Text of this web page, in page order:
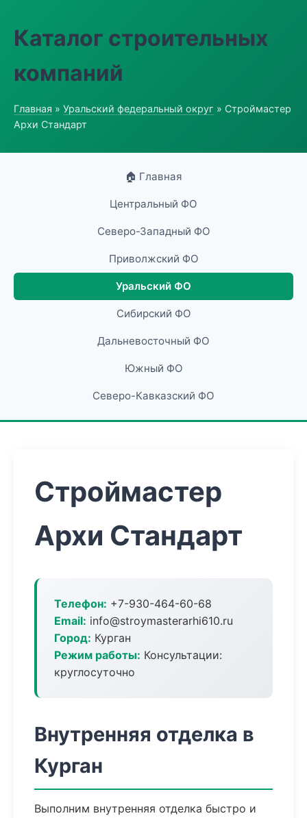
Каталог строительных
компаний
Главная » Уральский федеральный округ » Строймастер
Архи Стандарт
🏠 Главная
Центральный ФО
Северо-Западный ФО
Приволжский ФО
Уральский ФО
Сибирский ФО
Дальневосточный ФО
Южный ФО
Северо-Кавказский ФО
Строймастер
Архи Стандарт
Телефон: +7-930-464-60-68
Email: info@stroymasterarhi610.ru
Город: Курган
Режим работы: Консультации:
круглосуточно
Внутренняя отделка в
Курган
Выполним внутренняя отделка быстро и